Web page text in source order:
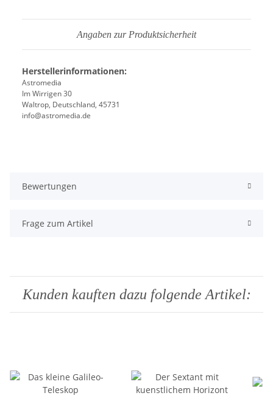
Angaben zur Produktsicherheit
Herstellerinformationen:
Astromedia
Im Wirrigen 30
Waltrop, Deutschland, 45731
info@astromedia.de
Bewertungen
Frage zum Artikel
Kunden kauften dazu folgende Artikel: